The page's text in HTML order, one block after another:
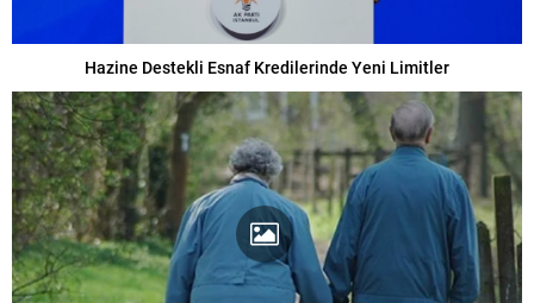
Hazine Destekli Esnaf Kredilerinde Yeni Limitler